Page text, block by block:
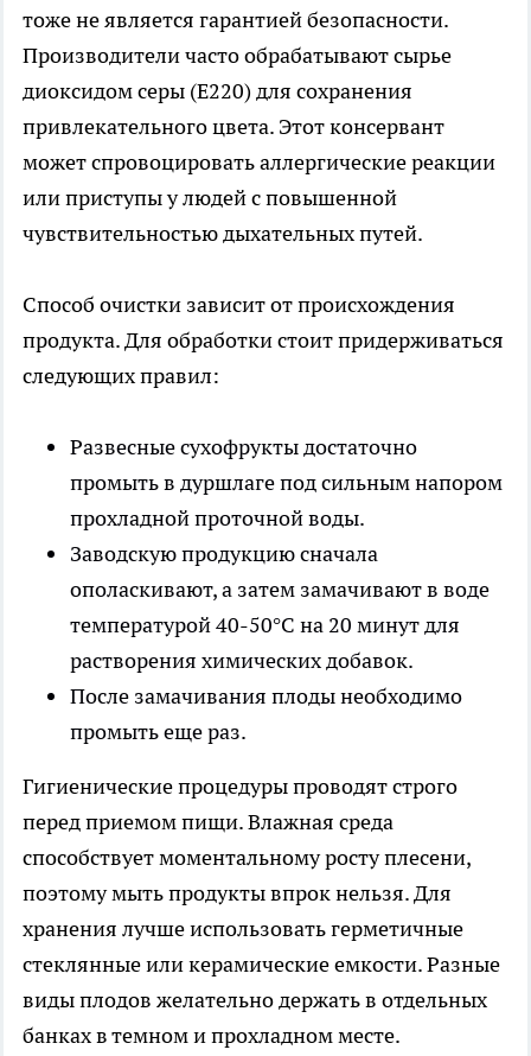
тоже не является гарантией безопасности.
Производители часто обрабатывают сырье
диоксидом серы (E220) для сохранения
привлекательного цвета. Этот консервант
может спровоцировать аллергические реакции
или приступы у людей с повышенной
чувствительностью дыхательных путей.
Способ очистки зависит от происхождения
продукта. Для обработки стоит придерживаться
следующих правил:
Развесные сухофрукты достаточно
промыть в дуршлаге под сильным напором
прохладной проточной воды.
Заводскую продукцию сначала
ополаскивают, а затем замачивают в воде
температурой 40-50°C на 20 минут для
растворения химических добавок.
После замачивания плоды необходимо
промыть еще раз.
Гигиенические процедуры проводят строго
перед приемом пищи. Влажная среда
способствует моментальному росту плесени,
поэтому мыть продукты впрок нельзя. Для
хранения лучше использовать герметичные
стеклянные или керамические емкости. Разные
виды плодов желательно держать в отдельных
банках в темном и прохладном месте.